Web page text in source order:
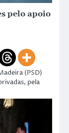
pelo apoio
(PSD)
pela